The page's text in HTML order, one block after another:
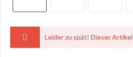
Leider zu spät! Dieser